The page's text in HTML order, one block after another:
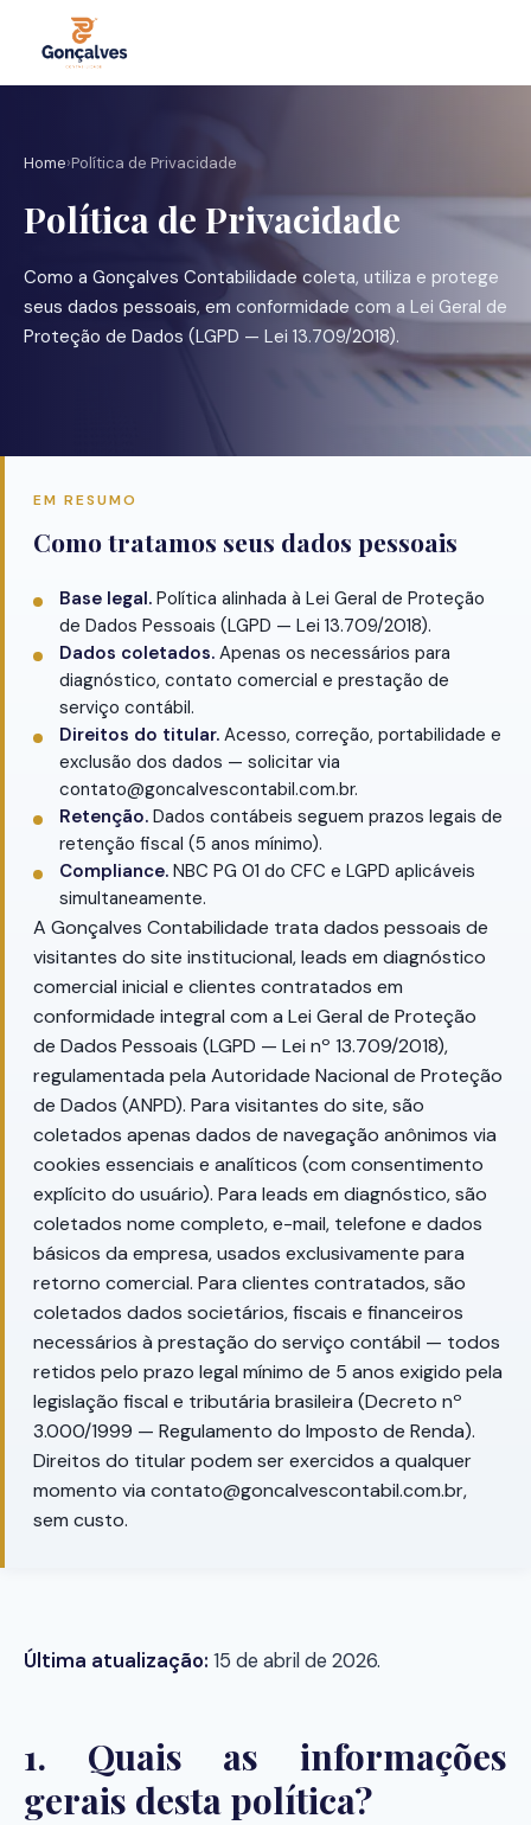
Home›Política de Privacidade
Política de Privacidade
Como a Gonçalves Contabilidade coleta, utiliza e protege
seus dados pessoais, em conformidade com a Lei Geral de
Proteção de Dados (LGPD — Lei 13.709/2018).
EM RESUMO
Como tratamos seus dados pessoais
Base legal. Política alinhada à Lei Geral de Proteção
de Dados Pessoais (LGPD — Lei 13.709/2018).
Dados coletados. Apenas os necessários para
diagnóstico, contato comercial e prestação de
serviço contábil.
Direitos do titular. Acesso, correção, portabilidade e
exclusão dos dados — solicitar via
contato@goncalvescontabil.com.br.
Retenção. Dados contábeis seguem prazos legais de
retenção fiscal (5 anos mínimo).
Compliance. NBC PG 01 do CFC e LGPD aplicáveis
simultaneamente.
A Gonçalves Contabilidade trata dados pessoais de
visitantes do site institucional, leads em diagnóstico
comercial inicial e clientes contratados em
conformidade integral com a Lei Geral de Proteção
de Dados Pessoais (LGPD — Lei nº 13.709/2018),
regulamentada pela Autoridade Nacional de Proteção
de Dados (ANPD). Para visitantes do site, são
coletados apenas dados de navegação anônimos via
cookies essenciais e analíticos (com consentimento
explícito do usuário). Para leads em diagnóstico, são
coletados nome completo, e-mail, telefone e dados
básicos da empresa, usados exclusivamente para
retorno comercial. Para clientes contratados, são
coletados dados societários, fiscais e financeiros
necessários à prestação do serviço contábil — todos
retidos pelo prazo legal mínimo de 5 anos exigido pela
legislação fiscal e tributária brasileira (Decreto nº
3.000/1999 — Regulamento do Imposto de Renda).
Direitos do titular podem ser exercidos a qualquer
momento via contato@goncalvescontabil.com.br,
sem custo.
Última atualização: 15 de abril de 2026.
1. Quais as informações
gerais desta política?